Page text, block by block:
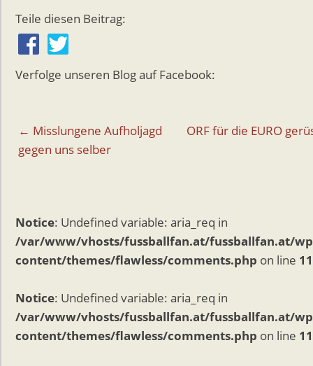
Teile diesen Beitrag:
Verfolge unseren Blog auf Facebook:
Beitragsnavigation
← Misslungene Aufholjagd
gegen uns selber
ORF für die EURO
Notice: Undefined variable: aria_req in
/var/www/vhosts/fussballfan.at/fussballfan.at/
content/themes/flawless/comments.php on line
Notice: Undefined variable: aria_req in
/var/www/vhosts/fussballfan.at/fussballfan.at/
content/themes/flawless/comments.php on line